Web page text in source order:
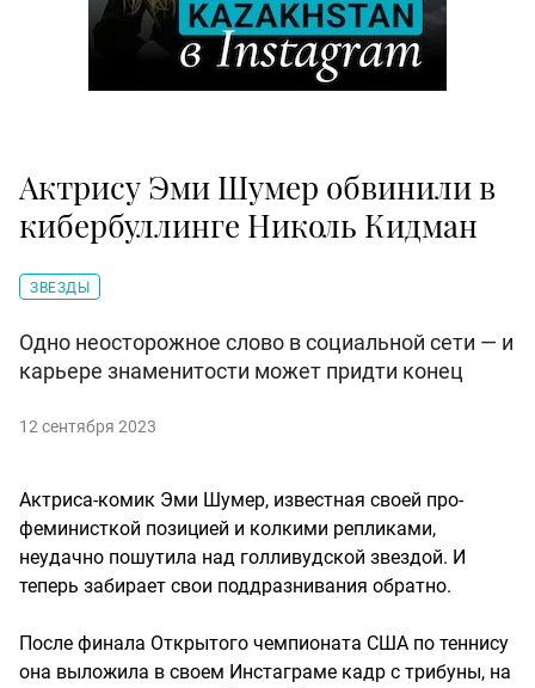
Актрису Эми Шумер обвинили в
кибербуллинге Николь Кидман
ЗВЕЗДЫ
Одно неосторожное слово в социальной сети — и
карьере знаменитости может придти конец
12 сентября 2023
Актриса-комик Эми Шумер, известная своей про-
феминисткой позицией и колкими репликами,
неудачно пошутила над голливудской звездой. И
теперь забирает свои поддразнивания обратно.
После финала Открытого чемпионата США по теннису
она выложила в своем Инстаграме кадр с трибуны, на